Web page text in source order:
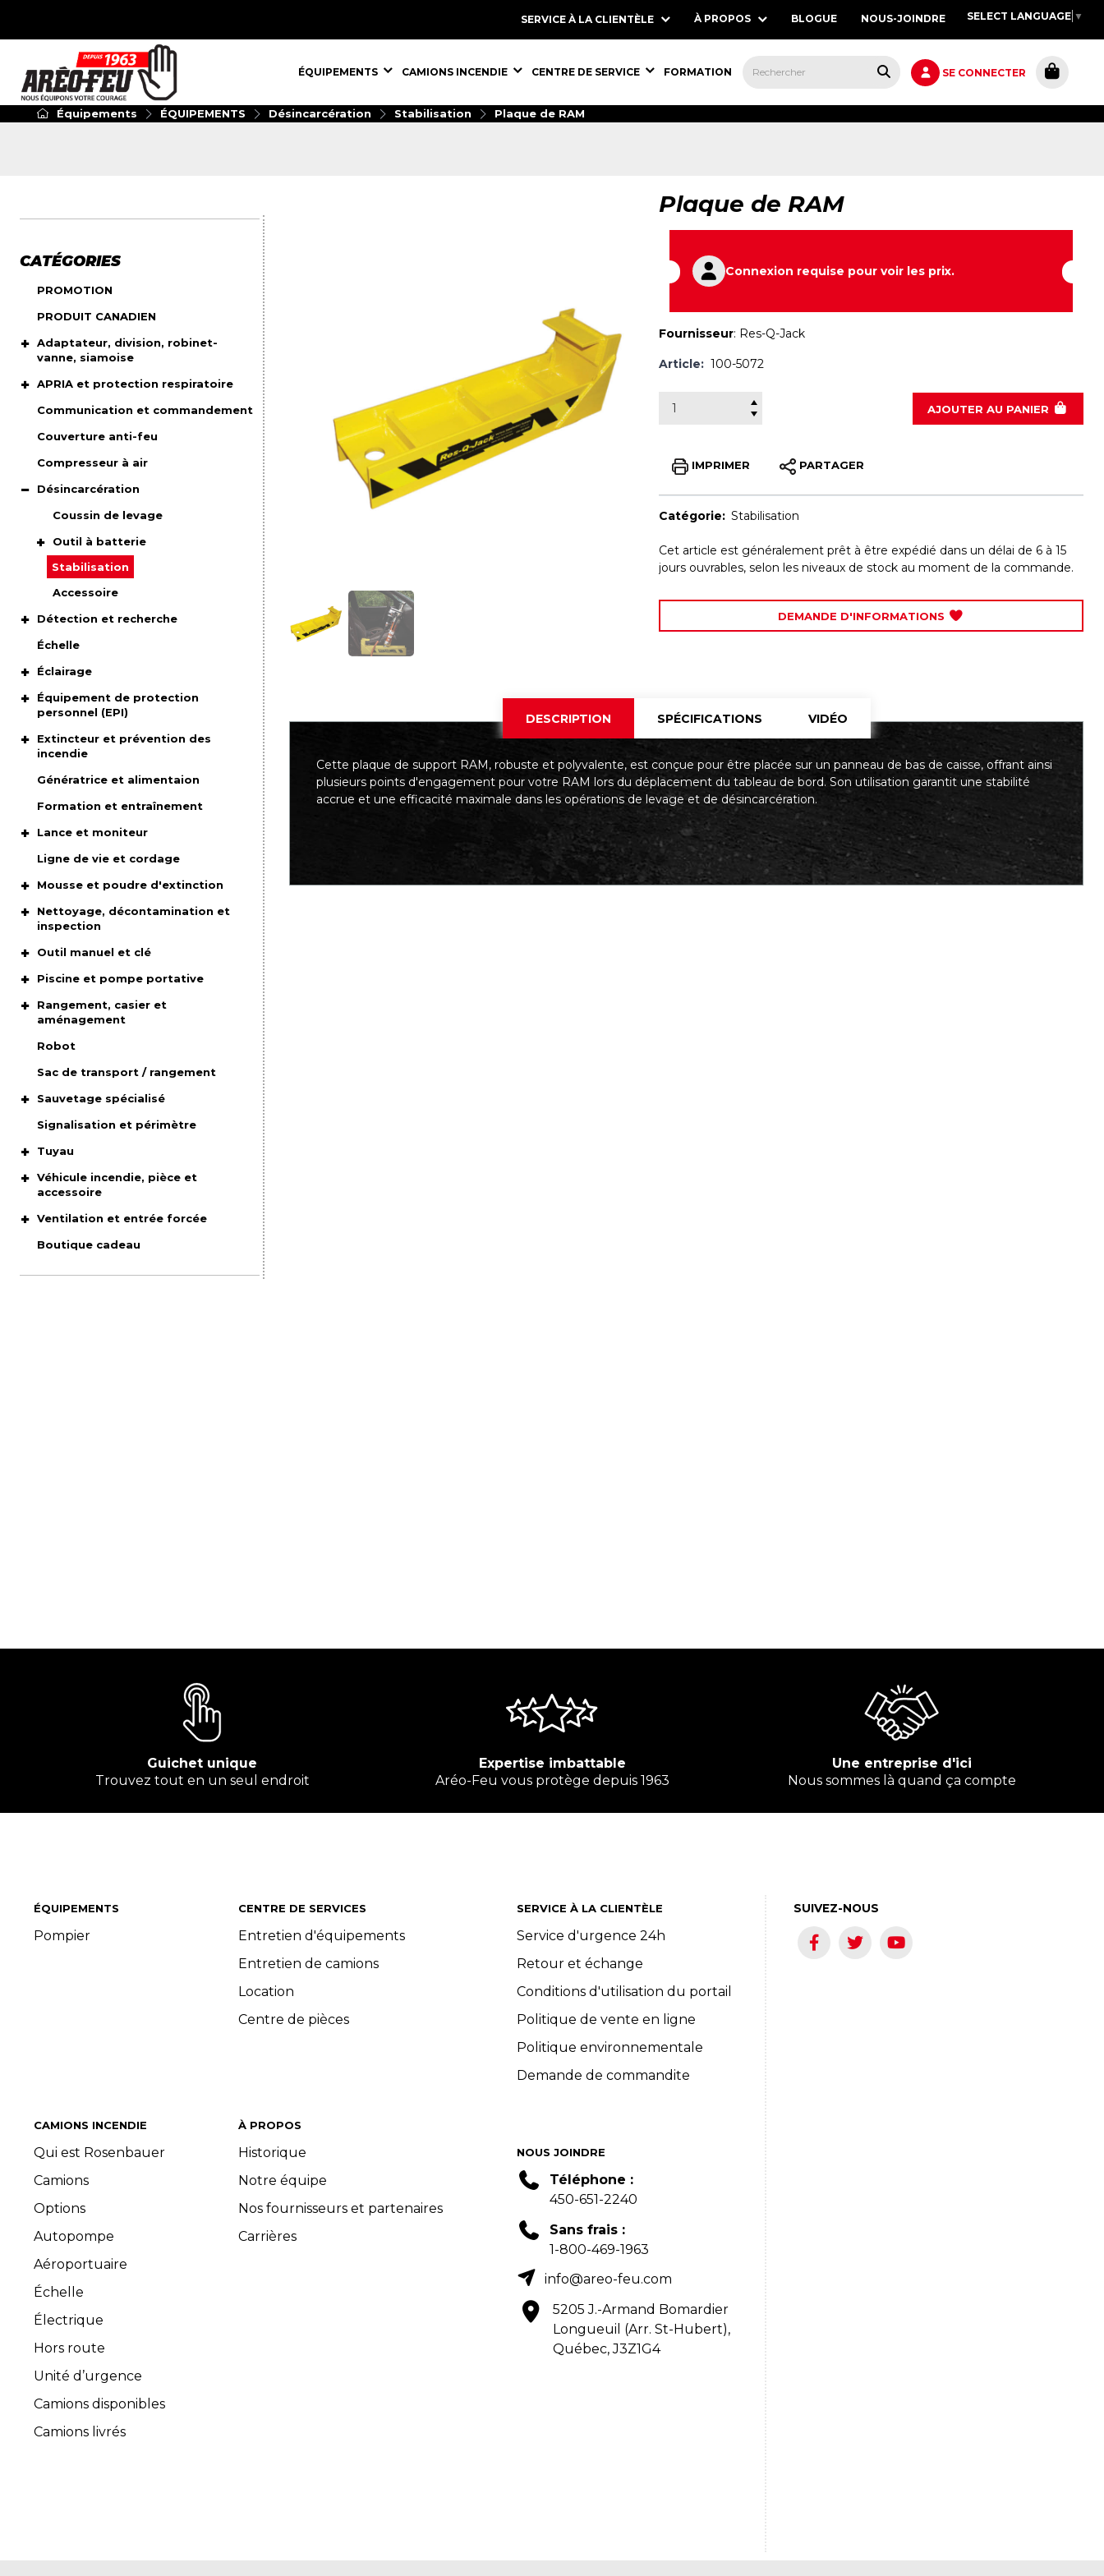
SERVICE À LA CLIENTÈLE À PROPOS BLOGUE NOUS-JOINDRE SELECT LANGUAGE ▼
SE CONNECTER
ÉQUIPEMENTS,
ÉQUIPEMENTS ÉQUIPEMENTS,
CAMIONS INCENDIE ÉQUIPEMENTS,
CENTRE DE SERVICE ÉQUIPEMENTS,
FORMATION
Équipements ÉQUIPEMENTS Désincarcération Stabilisation Plaque de RAM
CATÉGORIES
PROMOTION
PRODUIT CANADIEN
Adaptateur, division, robinet-
vanne, siamoise
APRIA et protection respiratoire
Communication et commandement
Couverture anti-feu
Compresseur à air
Désincarcération
Coussin de levage
Outil à batterie
Stabilisation
Accessoire
Détection et recherche
Échelle
Éclairage
Équipement de protection
personnel (EPI)
Extincteur et prévention des
incendie
Génératrice et alimentaion
Formation et entraînement
Lance et moniteur
Ligne de vie et cordage
Mousse et poudre d'extinction
Nettoyage, décontamination et
inspection
Outil manuel et clé
Piscine et pompe portative
Rangement, casier et
aménagement
Robot
Sac de transport / rangement
Sauvetage spécialisé
Signalisation et périmètre
Tuyau
Véhicule incendie, pièce et
accessoire
Ventilation et entrée forcée
Boutique cadeau
Plaque de RAM
Connexion requise pour voir les prix.
Fournisseur: Res-Q-Jack
Article: 100-5072
AJOUTER100-5072
AU PANIER
IMPRIMER PARTAGER
Catégorie:Stabilisation
Cet article est généralement prêt à être expédié dans un délai de 6 à 15
jours ouvrables, selon les niveaux de stock au moment de la commande.
DEMANDE D'INFORMATIONS
DESCRIPTION SPÉCIFICATIONS VIDÉO
Cette plaque de support RAM, robuste et polyvalente, est conçue pour être placée sur un panneau de bas de caisse, offrant ainsi
plusieurs points d'engagement pour votre RAM lors du déplacement du tableau de bord. Son utilisation garantit une stabilité
accrue et une efficacité maximale dans les opérations de levage et de désincarcération.
Guichet unique
Trouvez tout en un seul endroit
Expertise imbattable
Aréo-Feu vous protège depuis 1963
Une entreprise d'ici
Nous sommes là quand ça compte
ÉQUIPEMENTS
Pompier
CAMIONS INCENDIE
Qui est Rosenbauer
Camions
Options
Autopompe
Aéroportuaire
Échelle
Électrique
Hors route
Unité d’urgence
Camions disponibles
Camions livrés
CENTRE DE SERVICES
Entretien d'équipements
Entretien de camions
Location
Centre de pièces
À PROPOS
Historique
Notre équipe
Nos fournisseurs et partenaires
Carrières
SERVICE À LA CLIENTÈLE
Service d'urgence 24h
Retour et échange
Conditions d'utilisation du portail
Politique de vente en ligne
Politique environnementale
Demande de commandite
NOUS JOINDRE
Téléphone :
450-651-2240
Sans frais :
1-800-469-1963
info@areo-feu.com
5205 J.-Armand Bomardier
Longueuil (Arr. St-Hubert),
Québec, J3Z1G4
SUIVEZ-NOUS